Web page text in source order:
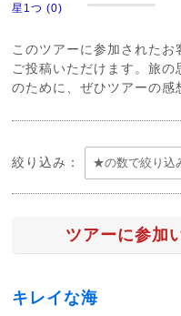
星1つ (0)
このツアーに参加された
ご投稿いただけます。旅
のために、ぜひツアーの感
絞り込み：
ツアーに参加
キレイな海